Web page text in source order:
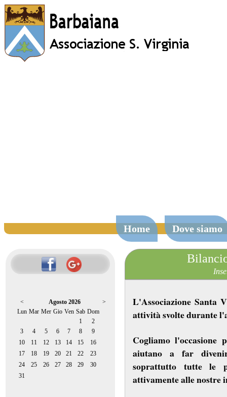
Home Dove siamo
< Agosto 2026
>
Lun Mar Mer Gio Ven Sab Dom
1
2
3
4 5 6 7 8
9
10
11 12 13 14 15
16
17
18 19 20 21 22
23
24
25 26 27 28 29
30
31
L'Associazione Santa
attività svolte durante
Cogliamo
aiutano a far
soprattutto tutte le
attivamente alle nostre